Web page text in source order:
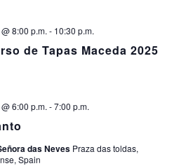
de Tapas Maceda 2025
8:00 p.m. - 10:30 p.m.
6:00 p.m. -7:00 p.m.
das Neves Praza das toldas,
Spain